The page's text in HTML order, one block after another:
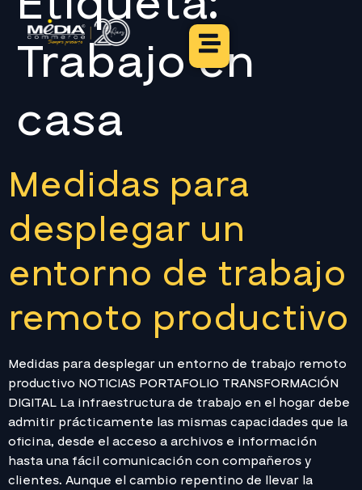
Trabajo en
casa
Medidas para
desplegar un
entorno de trabajo
remoto productivo
Medidas para desplegar un entorno de trabajo remoto
productivo NOTICIAS PORTAFOLIO TRANSFORMACIÓN
DIGITAL La infraestructura de trabajo en el hogar debe
admitir prácticamente las mismas capacidades que la
oficina, desde el acceso a archivos e información
hasta una fácil comunicación con compañeros y
clientes. Aunque el cambio repentino de llevar la